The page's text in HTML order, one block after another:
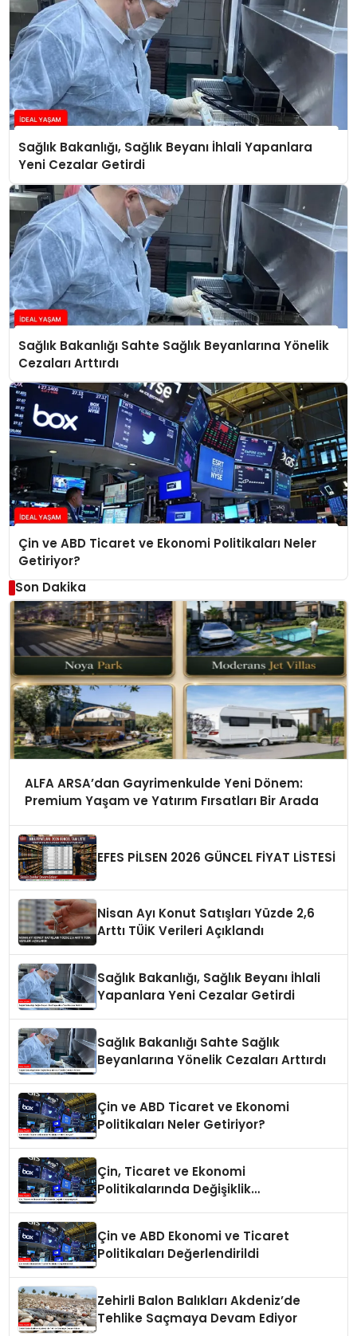
Sağlık Bakanlığı, Sağlık Beyanı İhlali Yapanlara
Yeni Cezalar Getirdi
Sağlık Bakanlığı Sahte Sağlık Beyanlarına Yönelik
Cezaları Arttırdı
Çin ve ABD Ticaret ve Ekonomi Politikaları Neler
Getiriyor?
Son Dakika
ALFA ARSA’dan Gayrimenkulde Yeni Dönem:
Premium Yaşam ve Yatırım Fırsatları Bir Arada
EFES PİLSEN 2026 GÜNCEL FİYAT LİSTESİ
Nisan Ayı Konut Satışları Yüzde 2,6
Arttı TÜİK Verileri Açıklandı
Sağlık Bakanlığı, Sağlık Beyanı İhlali
Yapanlara Yeni Cezalar Getirdi
Sağlık Bakanlığı Sahte Sağlık
Beyanlarına Yönelik Cezaları Arttırdı
Çin ve ABD Ticaret ve Ekonomi
Politikaları Neler Getiriyor?
Çin, Ticaret ve Ekonomi
Politikalarında Değişiklik
Çin ve ABD Ekonomi ve Ticaret
Politikaları Değerlendirildi
Zehirli Balon Balıkları Akdeniz’de
Tehlike Saçmaya Devam Ediyor